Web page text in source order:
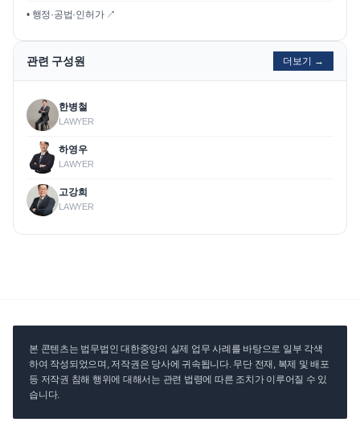
• 행정·공법·인허가 ↗
관련 구성원 더보기 →
한병철
LAWYER
하영우
LAWYER
고강희
LAWYER
본 콘텐츠는 법무법인 대한중앙의 실제 업무 사례를 바탕으로 일부 각색
하여 작성되었으며, 저작권은 당사에 귀속됩니다. 무단 전재, 복제 및 배포
등 저작권 침해 행위에 대해서는 관련 법령에 따른 조치가 이루어질 수 있
습니다.